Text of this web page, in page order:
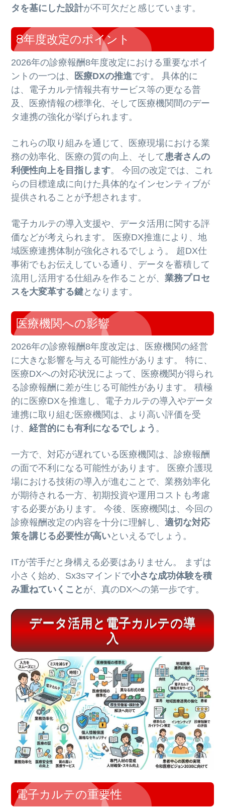
タを基にした設計が不可欠だと感じています。
8年度改定のポイント
2026年の診療報酬8年度改定における重要なポイ
ントの一つは、
医療DXの推進です。 具体的に
は、電子カルテ情報共有サービス等の更なる普
及、医療情報の標準化、そして医療機関間のデー
タ連携の強化が挙げられます。
これらの取り組みを通じて、医療現場における業
務の効率化、医療の質の向上、そして患者さんの
利便性向上を目指します。 今回の改定では、これ
らの目標達成に向けた具体的なインセンティブが
提供されることが予想されます。
電子カルテの導入支援や、データ活用に関する評
価などが考えられます。 医療DX推進により、地
域医療連携体制が強化されるでしょう。 超DX仕
事術でもお伝えしている通り、データを蓄積して
流用し活用する仕組みを作ることが、業務プロセ
スを大変革する鍵となります。
医療機関への影響
2026年の診療報酬8年度改定は、医療機関の経営
に大きな影響を与える可能性があります。 特に、
医療DXへの対応状況によって、医療機関が得られ
る診療報酬に差が生じる可能性があります。 積極
的に医療DXを推進し、電子カルテの導入やデータ
連携に取り組む医療機関は、より高い評価を受
け、経営的にも有利になるでしょう 。
一方で、対応が遅れている医療機関は、診療報酬
の面で不利になる可能性があります。 医療介護現
場における技術の導入が進むことで、業務効率化
が期待される一方、初期投資や運用コストも考慮
する必要があります。 今後、医療機関は、今回の
診療報酬改定の内容を十分に理解し、適切な対応
策を講じる必要性が高いといえるでしょう。
ITが苦手だと身構える必要はありません。 まずは
小さく始め、Sx3sマインドで小さな成功体験を積
み重ねていくこと が、真のDXへの第一歩です。
データ活用と電子カルテの導
入
電子カルテの重要性